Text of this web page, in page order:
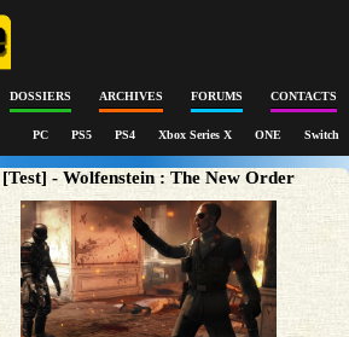
DOSSIERS ARCHIVES FORUMS CONTACTS
PC PS5 PS4 Xbox Series X ONE Switch
[Test] - Wolfenstein : The New Order